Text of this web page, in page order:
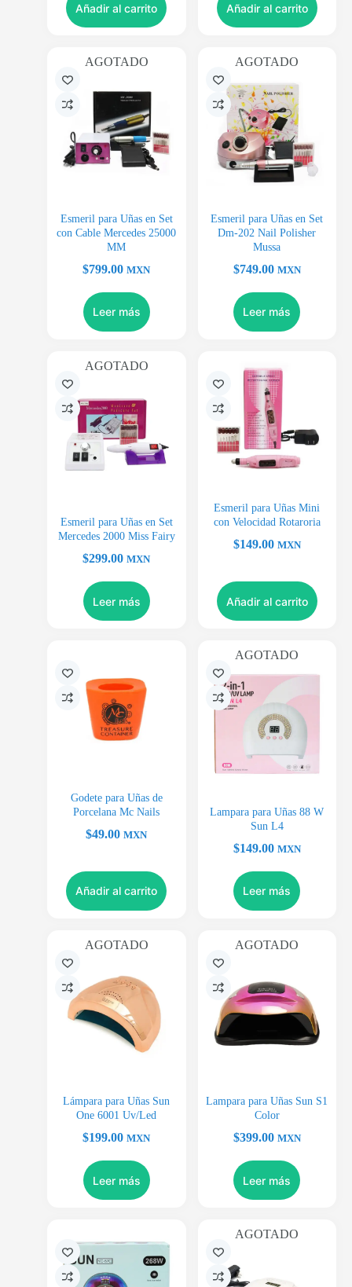
Añadir al carrito Añadir al carrito
AGOTADO
Esmeril para Uñas en Set
con Cable Mercedes 25000
MM
$799.00 MXN
Leer más
AGOTADO
Esmeril para Uñas en Set
Dm-202 Nail Polisher
Mussa
$749.00 MXN
Leer más
AGOTADO
Esmeril para Uñas en Set
Mercedes 2000 Miss Fairy
$299.00 MXN
Leer más
Esmeril para Uñas Mini
con Velocidad Rotaroria
$149.00 MXN
Añadir al carrito
Godete para Uñas de
Porcelana Mc Nails
$49.00 MXN
Añadir al carrito
AGOTADO
Lampara para Uñas 88 W
Sun L4
$149.00 MXN
Leer más
AGOTADO
Lámpara para Uñas Sun
One 6001 Uv/Led
$199.00 MXN
Leer más
AGOTADO
Lampara para Uñas Sun S1
Color
$399.00 MXN
Leer más
AGOTADO